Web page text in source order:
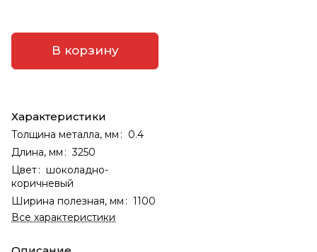
В корзину
Характеристики
Толщина металла, мм : 0.4
Длина, мм : 3250
Цвет: шоколадно-
коричневый
Ширина полезная, мм : 1100
Все характеристики